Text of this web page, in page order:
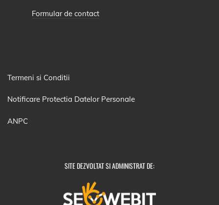
Formular de contact
Termeni si Conditii
Notificare Protectia Datelor Personale
ANPC
SITE DEZVOLTAT SI ADMINISTRAT DE: